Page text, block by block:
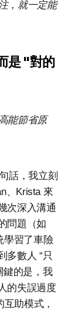
，就一定能
是 "對的
能節省原
話，我立刻
、Krista 來
次深入溝通
問題（如
學習了車險
多數人 “只
鍵的是，我
的失誤過度
助模式，